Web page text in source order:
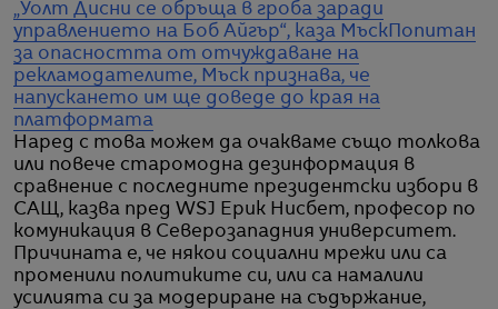
„Уолт Дисни се обръща в гроба заради
управлението на Боб Айгър“, каза Мъск Попитан
за опасността от отчуждаване на
рекламодателите, Мъск признава, че
напускането им ще доведе до края на
платформата
Наред с това можем да очакваме също толкова
или повече старомодна дезинформация в
сравнение с последните президентски избори в
САЩ, казва пред WSJ Ерик Нисбет, професор по
комуникация в Северозападния университет.
Причината е, че някои социални мрежи или са
променили политиките си, или са намалили
усилията си за модериране на съдържание,